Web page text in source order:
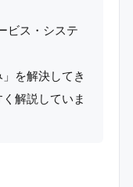
ビス・システ
を解決してき
解説していま